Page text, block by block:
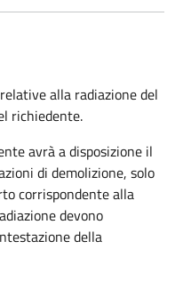
alla radiazione del
richiedente.
avrà a disposizione il
di demolizione, solo
corrispondente alla
devono
della